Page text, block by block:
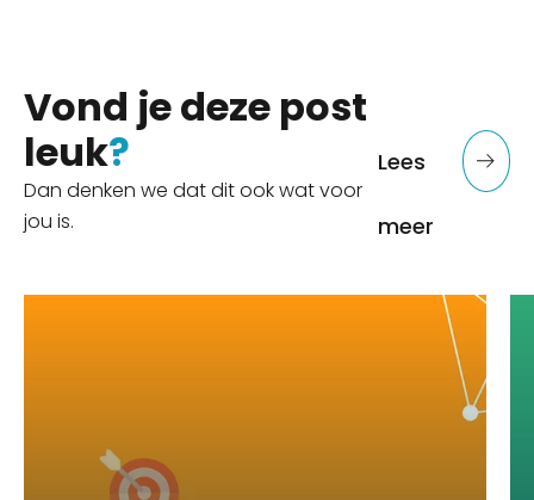
Vond je deze post
leuk?
Dan denken we dat dit ook wat voor
jou is.
Lees
meer